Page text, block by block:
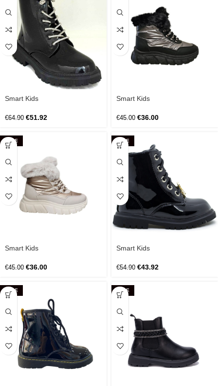
Smart Kids
€64.90 €51.92
Smart Kids
€45.00 €36.00
SALE
Smart Kids
€45.00 €36.00
SALE
Smart Kids
€54.90 €43.92
SALE SALE